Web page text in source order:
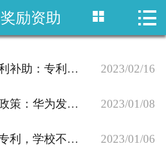
 首页
商标注册
版权登记
奖励资助  
江西科技局发明专利补助：专利奖励办法实施细则介绍，专利资助、奖励政策汇 2023/02/16
华为专利资助奖励政策：华为发明人申请专利奖励多少？ 2023/01/08
现在，大学生申请专利，学校不给补贴了吗？ 2023/01/06